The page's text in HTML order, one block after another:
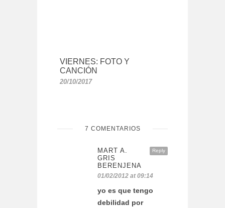
VIERNES: FOTO Y
CANCIÓN
20/10/2017
7 COMENTARIOS
Reply
MART A.
GRIS
BERENJENA
01/02/2012 at 09:14
yo es que tengo
debilidad por